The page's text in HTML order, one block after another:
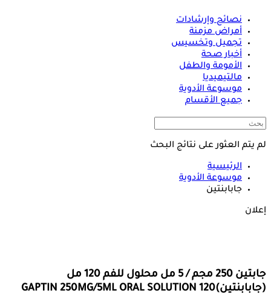
نصائح وإرشادات
أمراض مزمنة
تجميل وتخسيس
أخبار صحة
الأمومة والطفل
مالتيميديا
موسوعة الأدوية
جميع الأقسام
لم يتم العثور على نتائج البحث
الرئيسية
موسوعة الأدوية
جابابنتين
إعلان
جابتين 250 مجم / 5 مل محلول للفم 120 مل
(جابابنتين)GAPTIN 250MG/5ML ORAL SOLUTION 120